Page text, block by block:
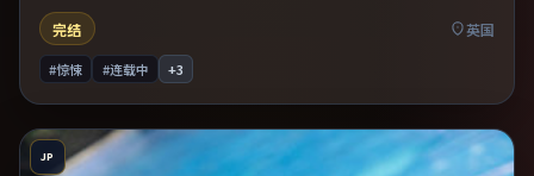
完结
英国
#惊悚 #连载中 +3
JP